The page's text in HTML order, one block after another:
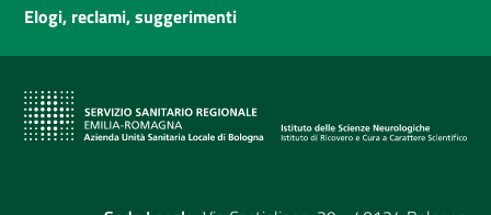
Elogi, reclami, suggerimenti